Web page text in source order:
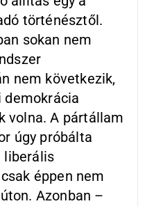
történésztől.
sokan nem
nem következik,
demokrácia
volna. A pártállam
úgy próbálta
liberális
éppen nem
Azonban –